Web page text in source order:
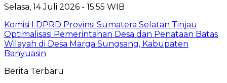
Selasa, 14 Juli 2026 - 15:55 WIB
Komisi I DPRD Provinsi Sumatera Selatan Tinjau
Optimalisasi Pemerintahan Desa dan Penataan Batas
Wilayah di Desa Marga Sungsang, Kabupaten
Banyuasin
Berita Terbaru